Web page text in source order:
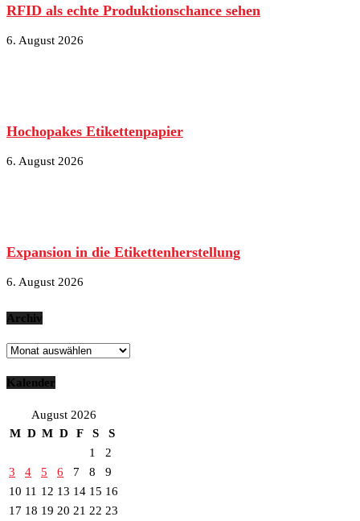
RFID als echte Produktionschance sehen
6. August 2026
Hochopakes Etikettenpapier
6. August 2026
Expansion in die Etikettenherstellung
6. August 2026
Archiv
Archiv
Kalender
August 2026
M D M D F S
S
1
2
3
4 5 6 7 8
9
10 11 12 13 14 15 16
17 18 19 20 21 22 23